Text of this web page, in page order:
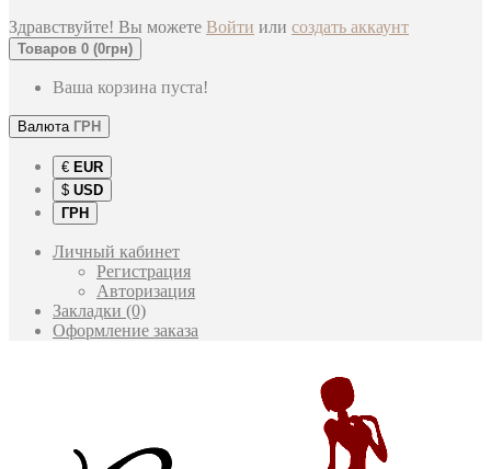
Здравствуйте! Вы можете Войти или создать аккаунт
Товаров 0 (0грн)
Ваша корзина пуста!
Валюта ГРН
€ EUR
$ USD
ГРН
Личный кабинет
Регистрация
Авторизация
Закладки (0)
Оформление заказа